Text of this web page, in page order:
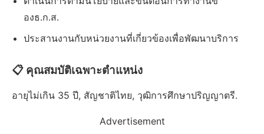
องธ.ก.ส.
ประสานงานกับหน่วยงานที่เกี่ยวข้องเพื่อพัฒนาบริการ
📋 คุณสมบัติเฉพาะตำแหน่ง
อายุไม่เกิน 35 ปี, สัญชาติไทย, วุฒิการศึกษาปริญญาตรี.
Advertisement